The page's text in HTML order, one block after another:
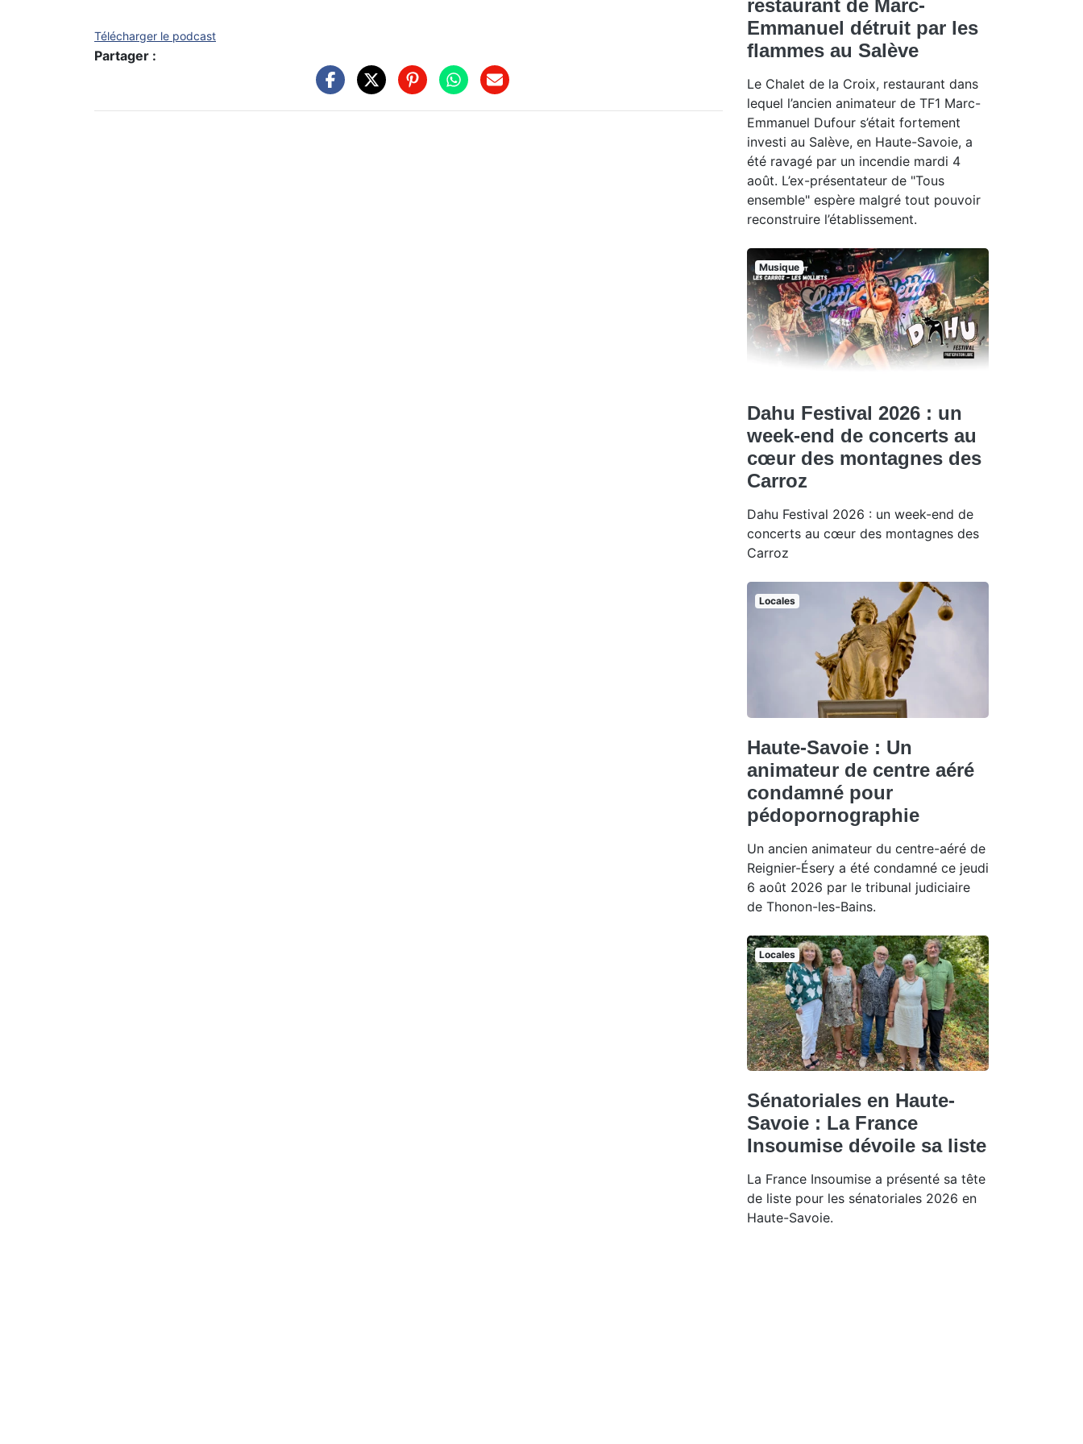
Télécharger le podcast
Partager :
restaurant de Marc-
Emmanuel détruit par les
flammes au Salève
Le Chalet de la Croix, restaurant dans
lequel l’ancien animateur de TF1 Marc-
Emmanuel Dufour s’était fortement
investi au Salève, en Haute-Savoie, a
été ravagé par un incendie mardi 4
août. L’ex-présentateur de "Tous
ensemble" espère malgré tout pouvoir
reconstruire l’établissement.
Musique
Dahu Festival 2026 : un
week-end de concerts au
cœur des montagnes des
Carroz
Dahu Festival 2026 : un week-end de
concerts au cœur des montagnes des
Carroz
Locales
Haute-Savoie : Un
animateur de centre aéré
condamné pour
pédopornographie
Un ancien animateur du centre-aéré de
Reignier-Ésery a été condamné ce jeudi
6 août 2026 par le tribunal judiciaire
de Thonon-les-Bains.
Locales
Sénatoriales en Haute-
Savoie : La France
Insoumise dévoile sa liste
La France Insoumise a présenté sa tête
de liste pour les sénatoriales 2026 en
Haute-Savoie.